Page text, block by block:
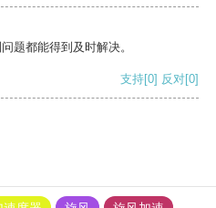
题都能得到及时解决。
支持[0] 反对[0]